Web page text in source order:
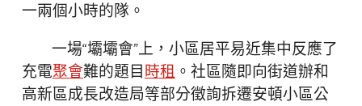
一兩個小時的隊。
一場“壩壩會”上，小區居平易近集中反應了
充電聚會難的題目 時租 。社區隨即向街道辦和
高新區成長改造局等部分徵詢拆遷安頓小區公